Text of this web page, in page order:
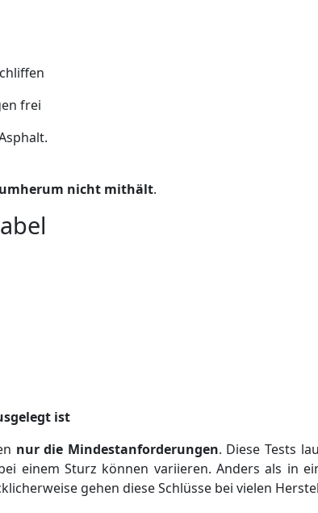
frei
nicht mithält.
ist
nur die Mindestanforderungen. Diese Tests
einem Sturz können variieren. Anders als in
gehen diese Schlüsse bei vielen